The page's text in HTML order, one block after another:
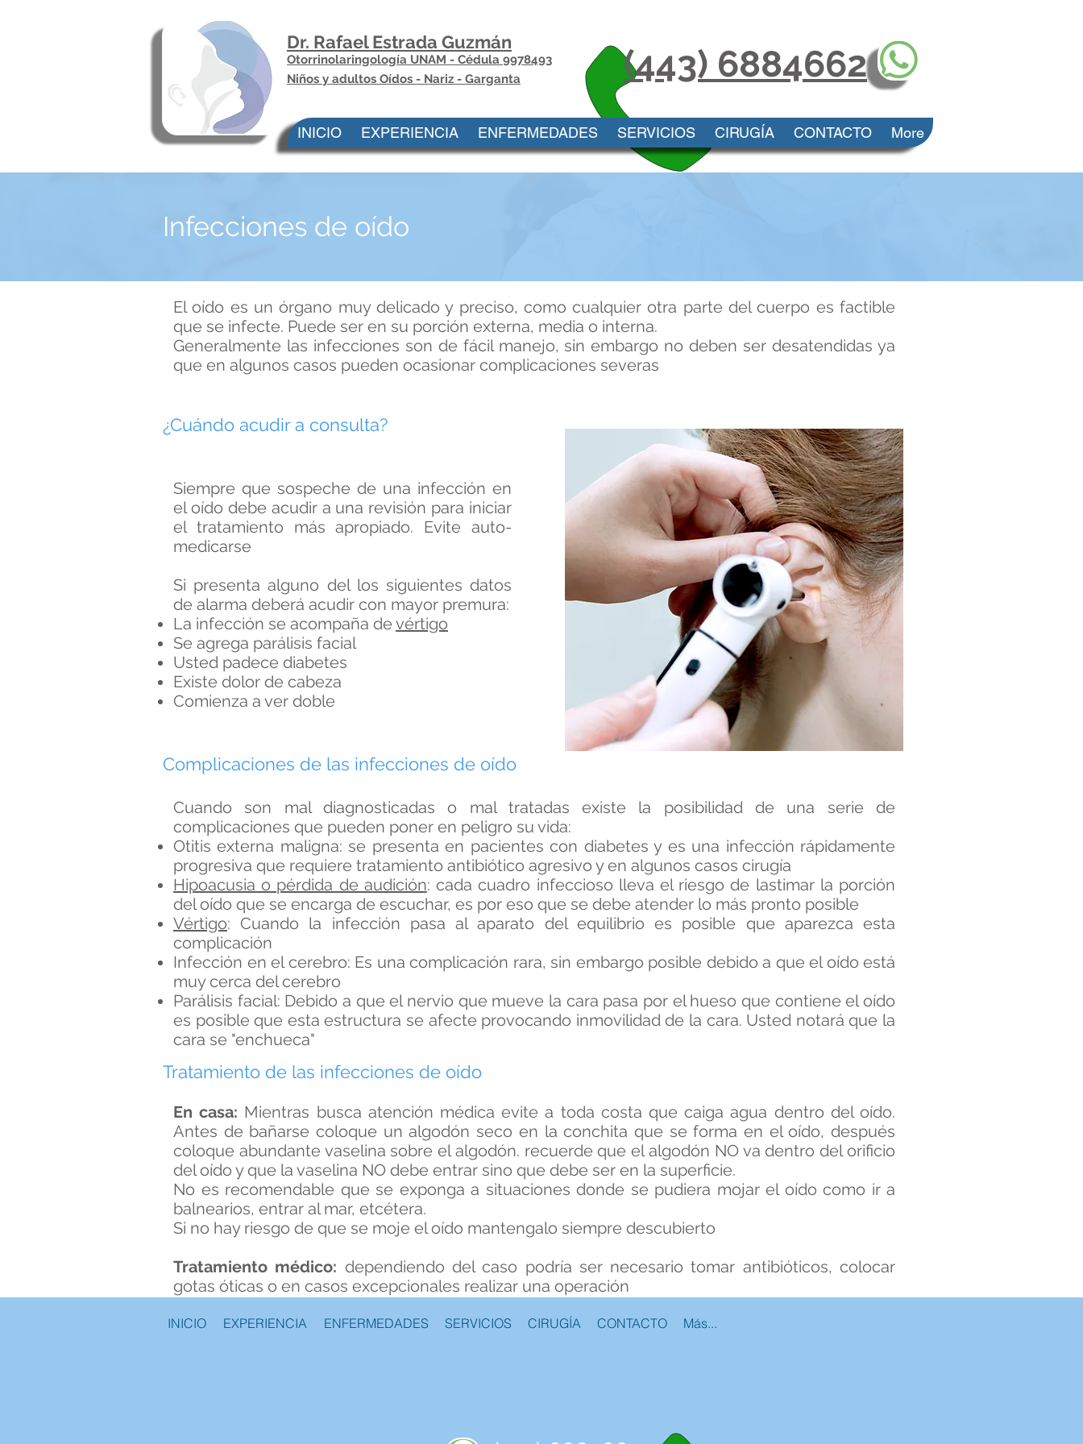
Niños y adultos Oídos - Nariz - Garganta
Dr. Rafael Estrada Guzmán
Otorrinolaringología UNAM - Cédula 9978493 (443) 6884662
INICIO EXPERIENCIA ENFERMEDADES SERVICIOS CIRUGÍA CONTACTO More
Infecciones de oído
El oído es un órgano muy delicado y preciso, como cualquier otra parte del cuerpo es factible
que se infecte. Puede ser en su porción externa, media o interna.
Generalmente las infecciones son de fácil manejo, sin embargo no deben ser desatendidas ya
que en algunos casos pueden ocasionar complicaciones severas
¿Cuándo acudir a consulta?
Siempre que sospeche de una infección en
el oído debe acudir a una revisión para iniciar
el tratamiento más apropiado. Evite auto-
medicarse
Si presenta alguno del los siguientes datos
de alarma deberá acudir con mayor premura:
La infección se acompaña de vértigo
Se agrega parálisis facial
Usted padece diabetes
Existe dolor de cabeza
Comienza a ver doble
Complicaciones de las infecciones de oído
Cuando son mal diagnosticadas o mal tratadas existe la posibilidad de una serie de
complicaciones que pueden poner en peligro su vida:
Otitis externa maligna: se presenta en pacientes con diabetes y es una infección rápidamente
progresiva que requiere tratamiento antibiótico agresivo y en algunos casos cirugía
Hipoacusia o pérdida de audición: cada cuadro infeccioso lleva el riesgo de lastimar la porción
del oído que se encarga de escuchar, es por eso que se debe atender lo más pronto posible
Vértigo: Cuando la infección pasa al aparato del equilibrio es posible que aparezca esta
complicación
Infección en el cerebro: Es una complicación rara, sin embargo posible debido a que el oído está
muy cerca del cerebro
Parálisis facial: Debido a que el nervio que mueve la cara pasa por el hueso que contiene el oído
es posible que esta estructura se afecte provocando inmovilidad de la cara. Usted notará que la
cara se "enchueca"
Tratamiento de las infecciones de oído
En casa: Mientras busca atención médica evite a toda costa que caiga agua dentro del oído.
Antes de bañarse coloque un algodón seco en la conchita que se forma en el oído, después
coloque abundante vaselina sobre el algodón. recuerde que el algodón NO va dentro del orificio
del oído y que la vaselina NO debe entrar sino que debe ser en la superficie.
No es recomendable que se exponga a situaciones donde se pudiera mojar el oído como ir a
balnearios, entrar al mar, etcétera.
Si no hay riesgo de que se moje el oído mantengalo siempre descubierto
Tratamiento médico: dependiendo del caso podría ser necesario tomar antibióticos, colocar
gotas óticas o en casos excepcionales realizar una operación
INICIO EXPERIENCIA ENFERMEDADES SERVICIOS CIRUGÍA CONTACTO Más...